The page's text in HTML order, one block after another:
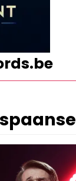
spaanse